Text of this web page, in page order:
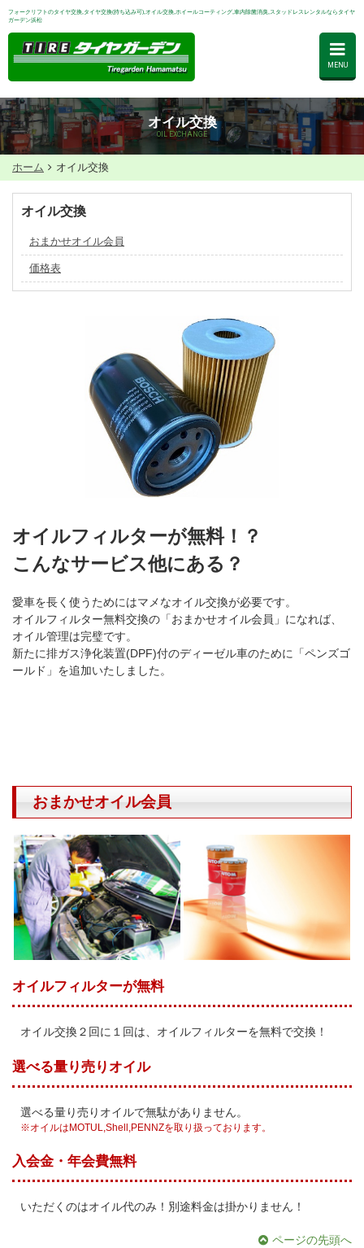
フォークリフトのタイヤ交換,タイヤ交換(持ち込み可),オイル交換,ホイールコーティング,車内除菌消臭,スタッドレスレンタルならタイヤ
ガーデン浜松
MENU
オイル交換
OIL EXCHANGE
ホーム オイル交換
オイル交換
おまかせオイル会員
価格表
オイルフィルターが無料！？
こんなサービス他にある？
愛車を長く使うためにはマメなオイル交換が必要です。
オイルフィルター無料交換の「おまかせオイル会員」になれば、
オイル管理は完璧です。
新たに排ガス浄化装置(DPF)付のディーゼル車のために「ペンズゴ
ールド」を追加いたしました。
おまかせオイル会員
オイルフィルターが無料
オイル交換２回に１回は、オイルフィルターを無料で交換！
選べる量り売りオイル
選べる量り売りオイルで無駄がありません。
※オイルはMOTUL,Shell,PENNZを取り扱っております。
入会金・年会費無料
いただくのはオイル代のみ！別途料金は掛かりません！
ページの先頭へ